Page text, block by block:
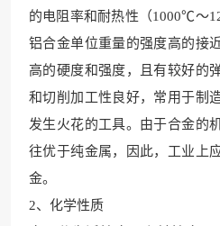
的电阻率和耐热性 （1000℃～
铝合金单位重量的强度高的接
高的硬度和强度，且有较好的
和切削加工性良好，常用于制
发生火花的工具。由于合金的
往优于纯金属，因此，工业上
金。
2、化学性质